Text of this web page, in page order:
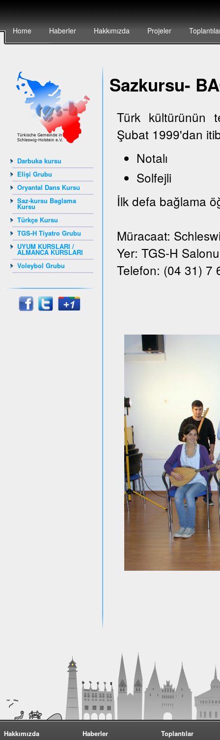
Home Haberler Hakkımızda Projeler
Darbuka kursu
Elişi Grubu
Oryantal Dans Kursu
Saz-kursu Baglama
Kursu
Türkçe Kursu
TGS-H Tiyatro Grubu
UYUM KURSLARI /
ALMANCA KURSLARI
Voleybol Grubu
Sazkursu-
Türk kültürünün
Şubat 1999'dan
Notalı
Solfejli
İlk defa bağlama
Müracaat:
Yer: TGS-H
Telefon: (04 31) 7
Hakkımızda
Haberler
Toplantılar